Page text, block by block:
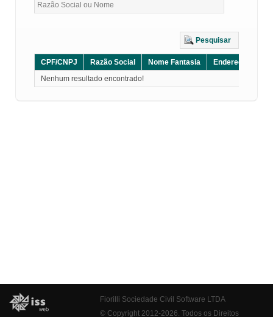
Pesquisar
CPF/CNPJ Razão Social Nome Fantasia Endereço
Nenhum resultado encontrado!
Fiorilli Sociedade Civil Software LTDA
© Copyright 2012-2026. Todos os Direitos